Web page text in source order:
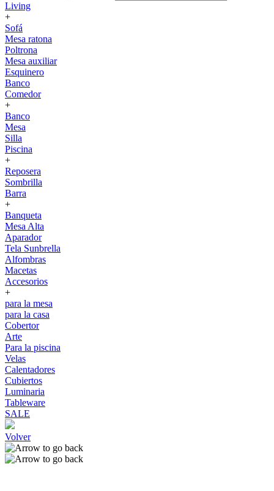
Living
+
Sofá
Mesa ratona
Poltrona
Mesa auxiliar
Esquinero
Banco
Comedor
+
Banco
Mesa
Silla
Piscina
+
Reposera
Sombrilla
Barra
+
Banqueta
Mesa Alta
Aparador
Tela Sunbrella
Alfombras
Macetas
Accesorios
+
para la mesa
para la casa
Cobertor
Arte
Para la piscina
Velas
Calentadores
Cubiertos
Luminaria
Tableware
SALE
Volver